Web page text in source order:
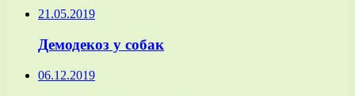
21.05.2019
Демодекоз у собак
06.12.2019